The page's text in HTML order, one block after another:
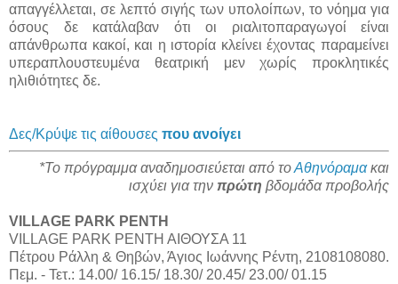
απαγγέλλεται, σε λεπτό σιγής των υπολοίπων, το νόημα για
όσους δε κατάλαβαν ότι οι ριαλιτοπαραγωγοί είναι
απάνθρωπα κακοί, και η ιστορία κλείνει έχοντας παραμείνει
υπεραπλουστευμένα θεατρική μεν χωρίς προκλητικές
ηλιθιότητες δε.
Δες/Κρύψε τις αίθουσες που ανοίγει
*Το πρόγραμμα αναδημοσιεύεται από τοΑθηνόραμακαι
ισχύει για την πρώτη βδομάδα προβολής
VILLAGE PARK ΡΕΝΤΗ
VILLAGE PARK ΡΕΝΤΗ ΑΙΘΟΥΣΑ 11
Πέτρου Ράλλη & Θηβών, Άγιος Ιωάννης Ρέντη, 2108108080.
Πεμ. - Τετ.: 14.00/ 16.15/ 18.30/ 20.45/ 23.00/ 01.15